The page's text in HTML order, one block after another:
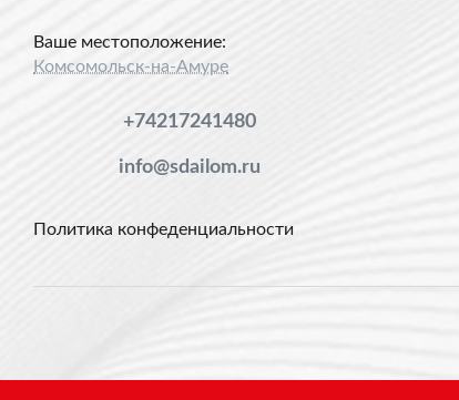
Ваше местоположение:
Комсомольск-на-Амуре
+74217241480
info@sdailom.ru
Политика конфеденциальности